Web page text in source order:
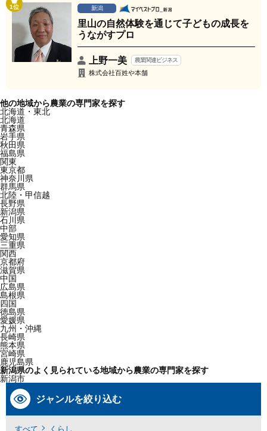
1位 新潟
里山の自然体験を通じて子どもの成長を
うながすプロ
上野一美 農業関連ビジネス
株式会社百姓や本舗
他の地域から農業の専門家を探す
北海道・東北
北海道
青森県
岩手県
秋田県
福島県
関東
東京都
神奈川県
群馬県
北陸・甲信越
長野県
新潟県
石川県
中部
愛知県
三重県
関西
京都府
滋賀県
中国
広島県
島根県
四国
徳島県
愛媛県
九州・沖縄
長崎県
熊本県
宮崎県
鹿児島県
新潟県のよく見られている地域から農業の専門家を探す
新潟市
ジャンルを絞り込む
すべて くらし